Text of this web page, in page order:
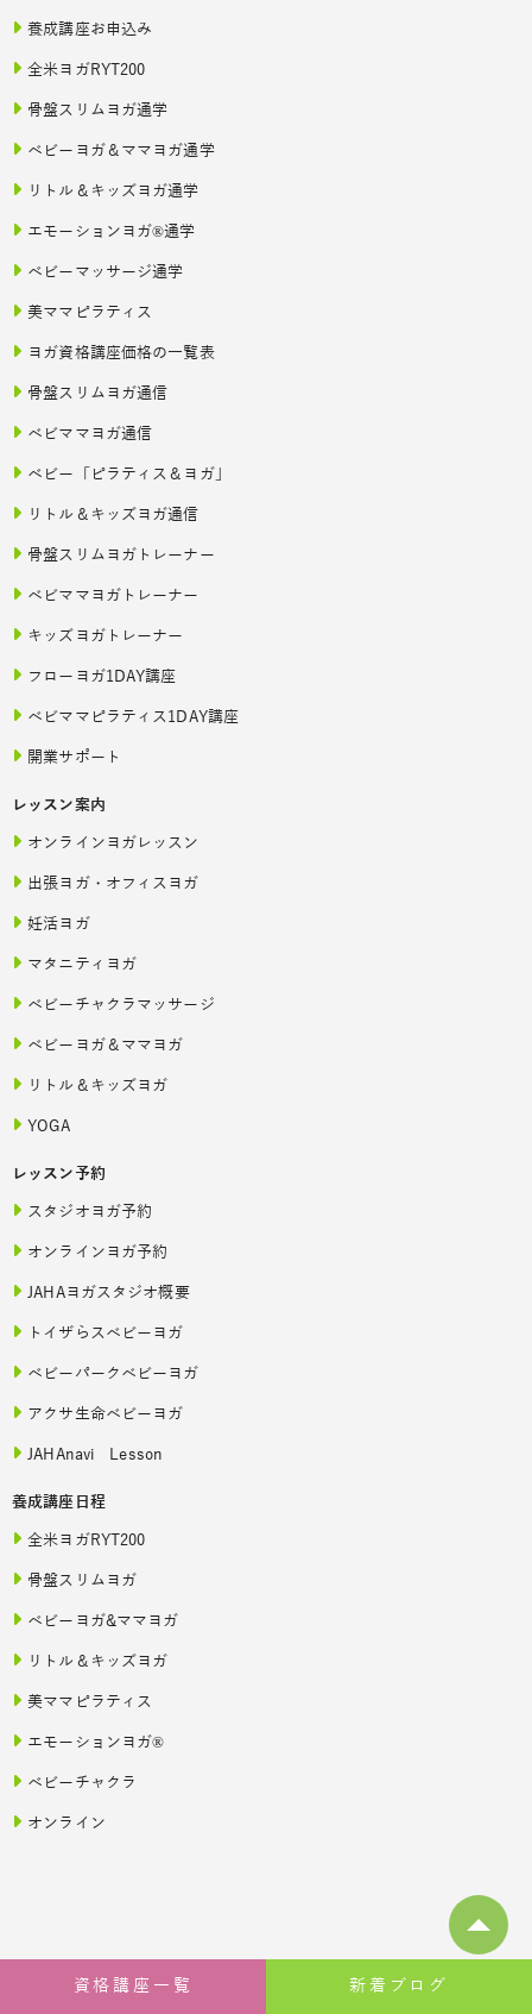
養成講座お申込み
全米ヨガRYT200
骨盤スリムヨガ通学
ベビーヨガ＆ママヨガ通学
リトル＆キッズヨガ通学
エモーションヨガ®通学
ベビーマッサージ通学
美ママピラティス
ヨガ資格講座価格の一覧表
骨盤スリムヨガ通信
ベビママヨガ通信
ベビー「ピラティス＆ヨガ」
リトル＆キッズヨガ通信
骨盤スリムヨガトレーナー
ベビママヨガトレーナー
キッズヨガトレーナー
フローヨガ1DAY講座
ベビママピラティス1DAY講座
開業サポート
レッスン案内
オンラインヨガレッスン
出張ヨガ・オフィスヨガ
妊活ヨガ
マタニティヨガ
ベビーチャクラマッサージ
ベビーヨガ＆ママヨガ
リトル＆キッズヨガ
YOGA
レッスン予約
スタジオヨガ予約
オンラインヨガ予約
JAHAヨガスタジオ概要
トイザらスベビーヨガ
ベビーパークベビーヨガ
アクサ生命ベビーヨガ
JAHAnavi Lesson
養成講座日程
全米ヨガRYT200
骨盤スリムヨガ
ベビーヨガ&ママヨガ
リトル＆キッズヨガ
美ママピラティス
エモーションヨガ®
ベビーチャクラ
オンライン
新着ブログ
資格講座一覧